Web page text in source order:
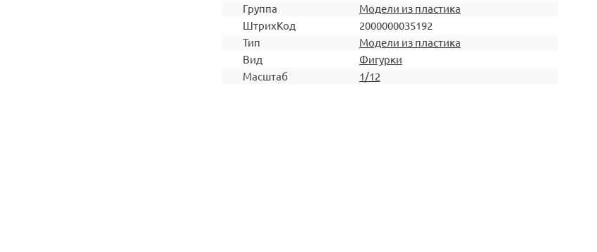
Группа
Модели из пластика
ШтрихКод
2000000035192
Тип
Модели из пластика
Вид
Фигурки
Масштаб
1/12